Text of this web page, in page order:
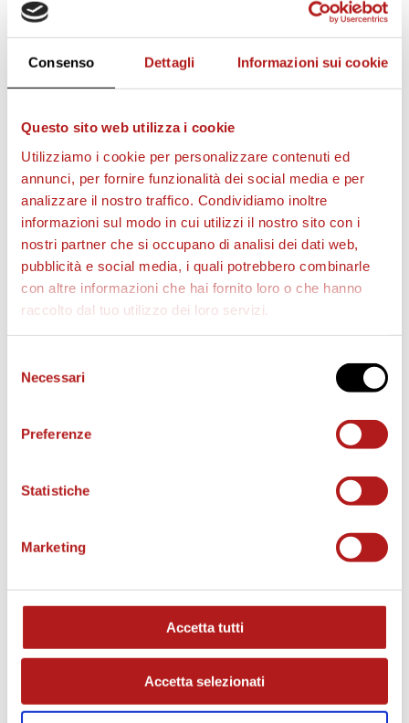
Consenso Dettagli Informazioni sui cookie
Questo sito web utilizza i cookie
Utilizziamo i cookie per personalizzare contenuti ed
annunci, per fornire funzionalità dei social media e per
analizzare il nostro traffico. Condividiamo inoltre
informazioni sul modo in cui utilizzi il nostro sito con i
nostri partner che si occupano di analisi dei dati web,
pubblicità e social media, i quali potrebbero combinarle
con altre informazioni che hai fornito loro o che hanno
raccolto dal tuo utilizzo dei loro servizi.
delNecessari
Preferenze
Statistiche
Marketing
Accetta tutti
Accetta selezionati
MATCH PROGRAM